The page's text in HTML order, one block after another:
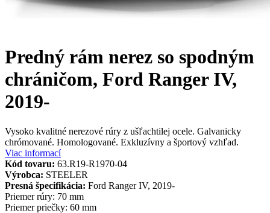
Predný rám nerez so spodným
chráničom, Ford Ranger IV,
2019-
Vysoko kvalitné nerezové rúry z ušľachtilej ocele. Galvanicky
chrómované. Homologované. Exkluzívny a športový vzhľad.
Viac informací
Kód tovaru: 63.R19-R1970-04
Výrobca: STEELER
Presná špecifikácia: Ford Ranger IV, 2019-
Priemer rúry: 70 mm
Priemer priečky: 60 mm